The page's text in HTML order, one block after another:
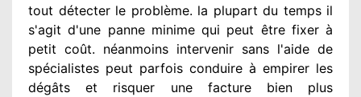
tout détecterle problème. la plupart du tempsil
s'agit d'une panne minime qui peut être fixerà
petit coût. néanmoins intervenir sans l'aide de
spécialistes peut parfois conduire à empirer les
dégâts et risquer une facture bien plus